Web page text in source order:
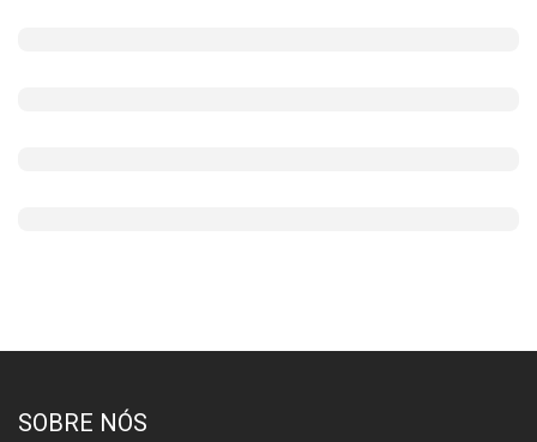
SOBRE NÓS